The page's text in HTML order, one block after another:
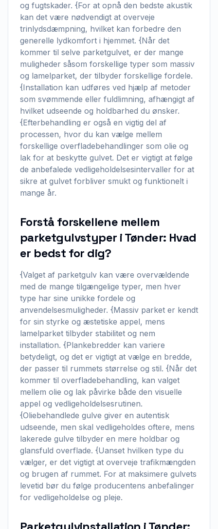
og fugtskader. {For at opnå den bedste akustik
kan det være nødvendigt at overveje
trinlydsdæmpning, hvilket kan forbedre den
generelle lydkomfort i hjemmet. {Når det
kommer til selve parketgulvet, er der mange
muligheder såsom forskellige typer som massiv
og lamelparket, der tilbyder forskellige fordele.
{Installation kan udføres ved hjælp af metoder
som svømmende eller fuldlimning, afhængigt af
hvilket udseende og holdbarhed du ønsker.
{Efterbehandling er også en vigtig del af
processen, hvor du kan vælge mellem
forskellige overfladebehandlinger som olie og
lak for at beskytte gulvet. Det er vigtigt at følge
de anbefalede vedligeholdelsesintervaller for at
sikre at gulvet forbliver smukt og funktionelt i
mange år.
Forstå forskellene mellem
parketgulvstyper i Tønder: Hvad
er bedst for dig?
{Valget af parketgulv kan være overvældende
med de mange tilgængelige typer, men hver
type har sine unikke fordele og
anvendelsesmuligheder. {Massiv parket er kendt
for sin styrke og æstetiske appel, mens
lamelparket tilbyder stabilitet og nem
installation. {Plankebredder kan variere
betydeligt, og det er vigtigt at vælge en bredde,
der passer til rummets størrelse og stil. {Når det
kommer til overfladebehandling, kan valget
mellem olie og lak påvirke både den visuelle
appel og vedligeholdelsesrutinen.
{Oliebehandlede gulve giver en autentisk
udseende, men skal vedligeholdes oftere, mens
lakerede gulve tilbyder en mere holdbar og
glansfuld overflade. {Uanset hvilken type du
vælger, er det vigtigt at overveje trafikmængden
og brugen af rummet. For at maksimere gulvets
levetid bør du følge producentens anbefalinger
for vedligeholdelse og pleje.